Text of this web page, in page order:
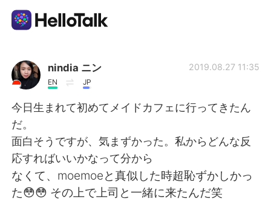
Ứng dụng trao đổi ngôn ngữ
AI Grammar Checker
English 简体中文
nindia ニン
EN JP
2019.08.27 11:35
今日生まれて初めてメイドカフェに行ってきたん
だ。
面白そうですが、気まずかった。私からどんな反
応すればいいかなって分から
なくて、moemoeと真似した時超恥ずかしかっ
た😳😳 その上で上司と一緒に来たんだ笑